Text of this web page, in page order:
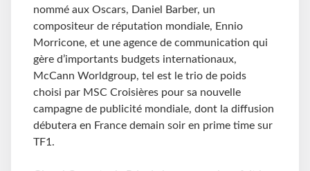
nommé aux Oscars, Daniel Barber, un
compositeur de réputation mondiale, Ennio
Morricone, et une agence de communication qui
gère d’importants budgets internationaux,
McCann Worldgroup, tel est le trio de poids
choisi par MSC Croisières pour sa nouvelle
campagne de publicité mondiale, dont la diffusion
débutera en France demain soir en prime time sur
TF1.